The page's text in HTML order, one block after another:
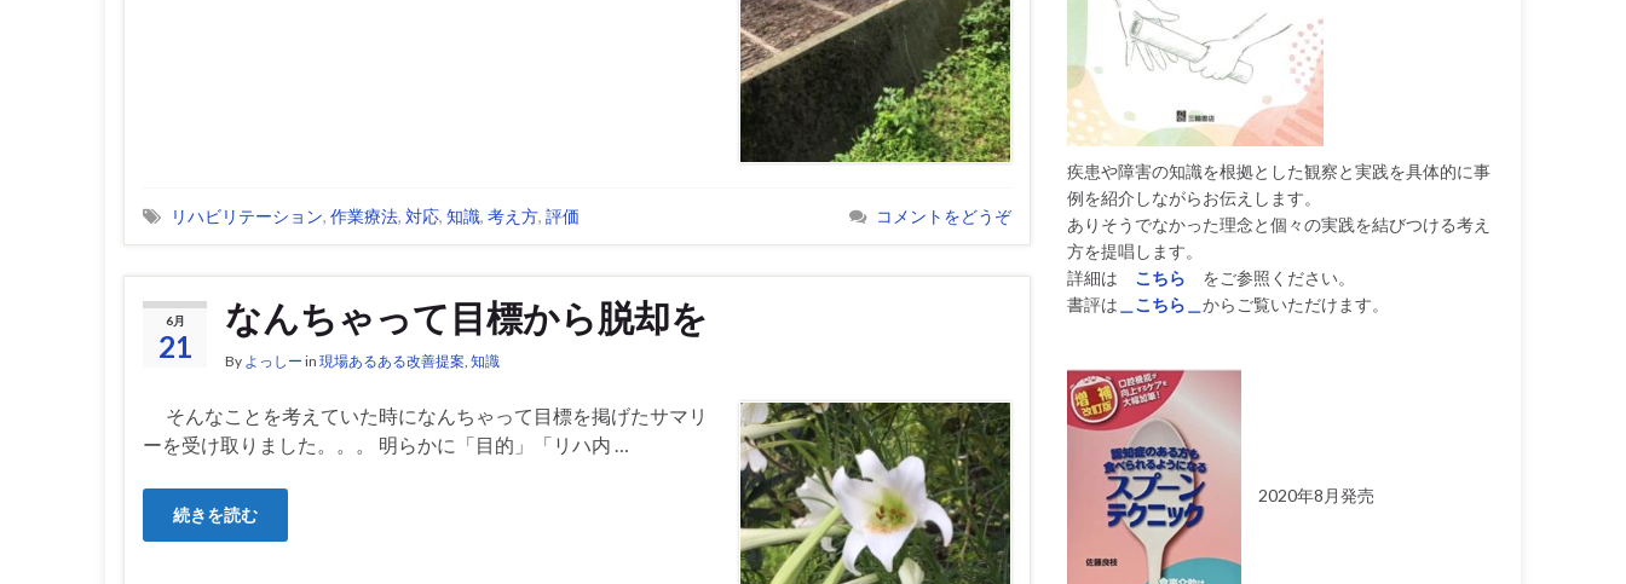
リハビリテーション, 作業療法, 対応, 知識, 考え方, 評価 コメントをどうぞ
6月
21
なんちゃって目標から脱却を
By よっしー in 現場あるある改善提案, 知識
そんなことを考えていた時になんちゃって目標を掲げたサマリ
ーを受け取りました。。。 明らかに「目的」「リハ内 …
続きを読む
疾患や障害の知識を根拠とした観察と実践を具体的に事
例を紹介しながらお伝えします。
ありそうでなかった理念と個々の実践を結びつける考え
方を提唱します。
詳細は
こちら
をご参照ください。
書評は ＿こちら＿ からご覧いただけます。
2020年8月発売